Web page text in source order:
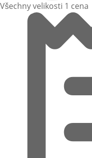
Všechny velikosti 1 cena